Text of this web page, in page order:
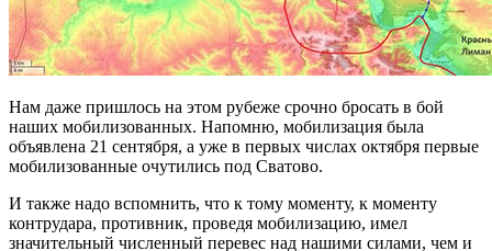
Нам даже пришлось на этом рубеже срочно бросать в бой
наших мобилизованных. Напомню, мобилизация была
объявлена 21 сентября, а уже в первых числах октября первые
мобилизованные очутились под Сватово.
И также надо вспомнить, что к тому моменту, к моменту
контрудара, противник, проведя мобилизацию, имел
значительный численный перевес над нашими силами, чем и